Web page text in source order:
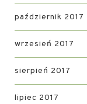
październik 2017
wrzesień 2017
sierpień 2017
lipiec 2017